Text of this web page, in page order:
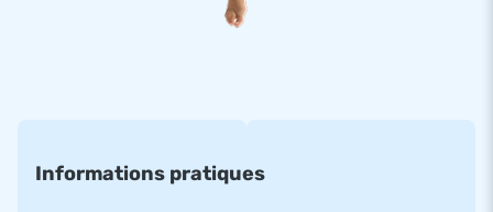
amont pour résister au chlore et aux influences de l'eau libre.
Informations pratiques